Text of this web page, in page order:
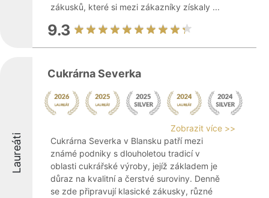
zákusků, které si mezi zákazníky získaly ...
9.3
Laureáti
Cukrárna Severka
Zobrazit více >>
Cukrárna Severka v Blansku patří mezi
známé podniky s dlouholetou tradicí v
oblasti cukrářské výroby, jejíž základem je
důraz na kvalitní a čerstvé suroviny. Denně
se zde připravují klasické zákusky, různé